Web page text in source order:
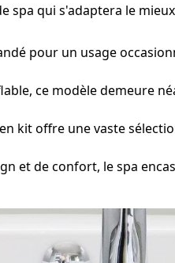
qui s'adaptera le
pour un usage
ce modèle demeure
kit offre une vaste
et de confort, le spa